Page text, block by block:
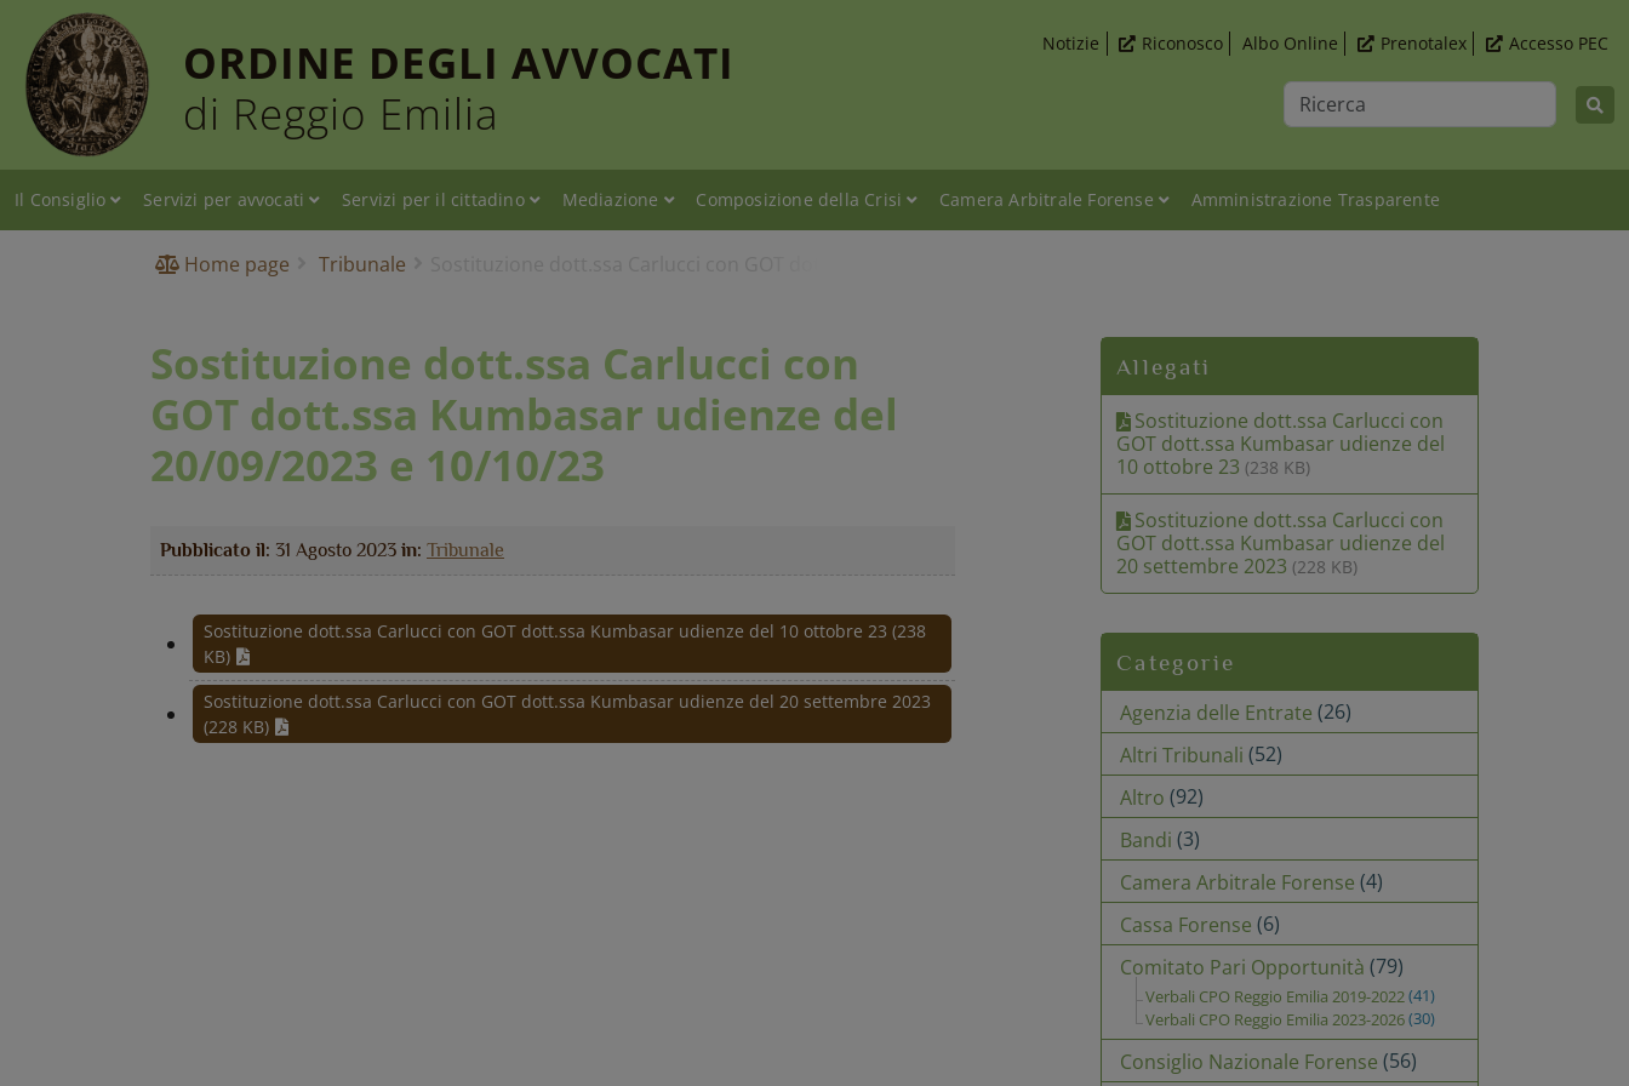
ORDINE DEGLI AVVOCATI
di Reggio Emilia
Ricerca
Notizie Riconosco Albo Online Prenotalex Accesso PEC
Il Consiglio Servizi per avvocati Servizi per il cittadino Mediazione Composizione della Crisi Camera Arbitrale Forense Amministrazione Trasparente
Home page Tribunale
Sostituzione dott.ssa Carlucci con
GOT dott.ssa Kumbasar udienze del
20/09/2023 e 10/10/23
Pubblicato il: 31 Agosto 2023 in: Tribunale
Sostituzione dott.ssa Carlucci con GOT dott.ssa Kumbasar udienze del 10 ottobre 23 (238
KB)
Sostituzione dott.ssa Carlucci con GOT dott.ssa Kumbasar udienze del 20 settembre 2023
(228 KB)
Allegati
Sostituzione dott.ssa Carlucci con
GOT dott.ssa Kumbasar udienze del
10 ottobre 23 (238 KB)
Sostituzione dott.ssa Carlucci con
GOT dott.ssa Kumbasar udienze del
20 settembre 2023 (228 KB)
Categorie
Agenzia delle Entrate (26)
Altri Tribunali (52)
Altro (92)
Bandi (3)
Camera Arbitrale Forense (4)
Cassa Forense (6)
Comitato Pari Opportunità (79)
Verbali CPO Reggio Emilia 2019-2022(41)
Verbali CPO Reggio Emilia 2023-2026(30)
Consiglio Nazionale Forense (56)